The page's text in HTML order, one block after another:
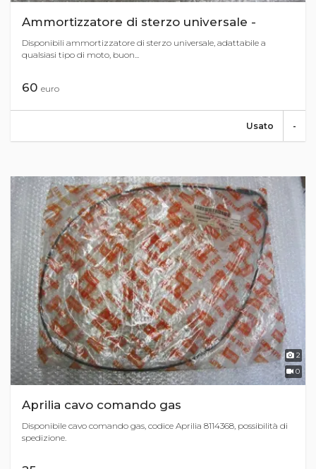
Ammortizzatore di sterzo universale -
Disponibili ammortizzatore di sterzo universale, adattabile a
qualsiasi tipo di moto, buon...
60 euro
-
Usato
2
0
Aprilia cavo comando gas
Disponibile cavo comando gas, codice Aprilia 8114368, possibilità di
spedizione.